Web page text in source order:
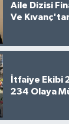
Aile Dizisi
Ve
İtfaiye Ekibi
234 Olaya